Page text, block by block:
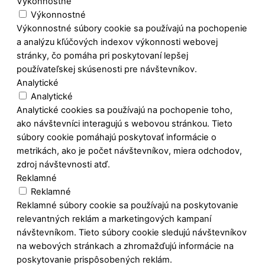
Výkonnostné
Výkonnostné súbory cookie sa používajú na pochopenie
a analýzu kľúčových indexov výkonnosti webovej
stránky, čo pomáha pri poskytovaní lepšej
používateľskej skúsenosti pre návštevníkov.
Analytické
Analytické
Analytické cookies sa používajú na pochopenie toho,
ako návštevníci interagujú s webovou stránkou. Tieto
súbory cookie pomáhajú poskytovať informácie o
metrikách, ako je počet návštevníkov, miera odchodov,
zdroj návštevnosti atď.
Reklamné
Reklamné
Reklamné súbory cookie sa používajú na poskytovanie
relevantných reklám a marketingových kampaní
návštevníkom. Tieto súbory cookie sledujú návštevníkov
na webových stránkach a zhromažďujú informácie na
poskytovanie prispôsobených reklám.